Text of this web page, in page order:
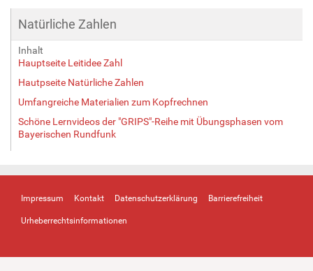
Natürliche Zahlen
Inhalt
Hauptseite Leitidee Zahl
Hautpseite Natürliche Zahlen
Umfangreiche Materialien zum Kopfrechnen
Schöne Lernvideos der "GRIPS"-Reihe mit Übungsphasen vom
Bayerischen Rundfunk
Impressum Kontakt Datenschutzerklärung Barrierefreiheit
Urheberrechtsinformationen